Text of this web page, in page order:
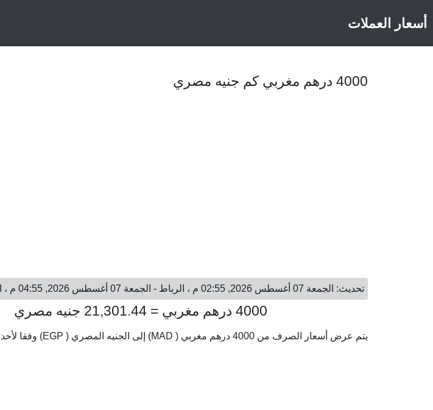
أسعار العملات
4000 درهم مغربي كم جنيه مصري
تحديث: الجمعة 07 أغسطس 2026, 02:55 م ، الرباط - الجمعة 07 أغسطس 2026, 04:55 م ، القاهرة
4000 درهم مغربي = 21,301.44 جنيه مصري
يتم عرض أسعار الصرف من 4000 درهم مغربي ( MAD) إلى الجنيه المصري ( EGP) وفقا لأحدث أسعار الصرف.